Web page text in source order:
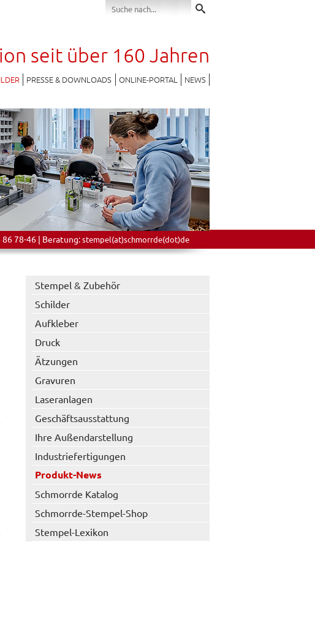
seit über 160 Jahren
PRESSE & DOWNLOADS ONLINE-PORTAL NEWS
86 78-46 | Beratung:stempel(at)schmorrde(dot)de
Stempel & Zubehör
Schilder
Aufkleber
Druck
Ätzungen
Gravuren
Laseranlagen
Geschäftsausstattung
Ihre Außendarstellung
Industriefertigungen
Produkt-News
Schmorrde Katalog
Schmorrde-Stempel-Shop
Stempel-Lexikon